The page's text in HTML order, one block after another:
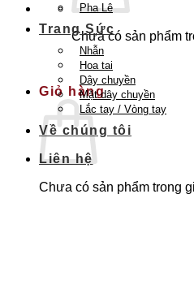
Chưa có sản phẩm
Quay trở lại cửa hàng
Giỏ hàng
Chưa có sản phẩm trong
Pha Lê
Trang Sức
Nhẫn
Hoa tai
Dây chuyền
Mặt dây chuyền
Lắc tay / Vòng tay
Về chúng tôi
Liên hệ